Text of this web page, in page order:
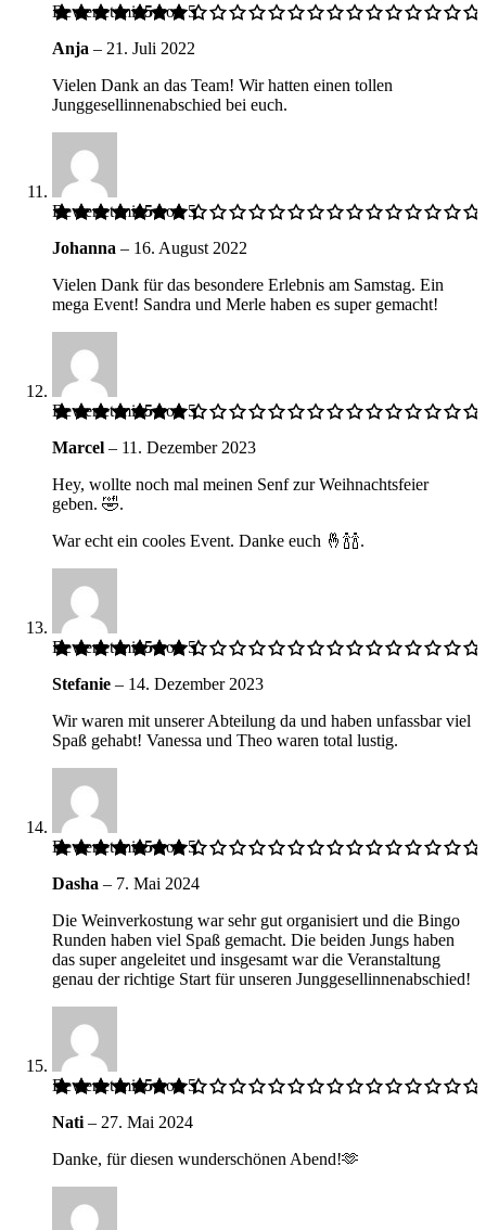
Bewertet mit5von 5
Anja – 21. Juli 2022
Vielen Dank an das Team! Wir hatten einen tollen
Junggesellinnenabschied bei euch.
Bewertet mit5von 5
Johanna – 16. August 2022
Vielen Dank für das besondere Erlebnis am Samstag. Ein
mega Event! Sandra und Merle haben es super gemacht!
Bewertet mit5von 5
Marcel – 11. Dezember 2023
Hey, wollte noch mal meinen Senf zur Weihnachtsfeier
geben. 🤣.
War echt ein cooles Event. Danke euch 🤞🍾🍾.
Bewertet mit5von 5
Stefanie – 14. Dezember 2023
Wir waren mit unserer Abteilung da und haben unfassbar viel
Spaß gehabt! Vanessa und Theo waren total lustig.
Bewertet mit5von 5
Dasha – 7. Mai 2024
Die Weinverkostung war sehr gut organisiert und die Bingo
Runden haben viel Spaß gemacht. Die beiden Jungs haben
das super angeleitet und insgesamt war die Veranstaltung
genau der richtige Start für unseren Junggesellinnenabschied!
Bewertet mit5von 5
Nati – 27. Mai 2024
Danke, für diesen wunderschönen Abend!🫶